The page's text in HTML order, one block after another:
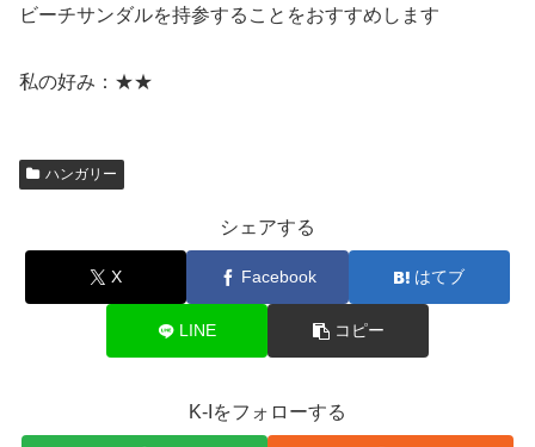
ビーチサンダルを持参することをおすすめします
私の好み：★★
ハンガリー
シェアする
X Facebook はてブ
LINE コピー
K-Iをフォローする